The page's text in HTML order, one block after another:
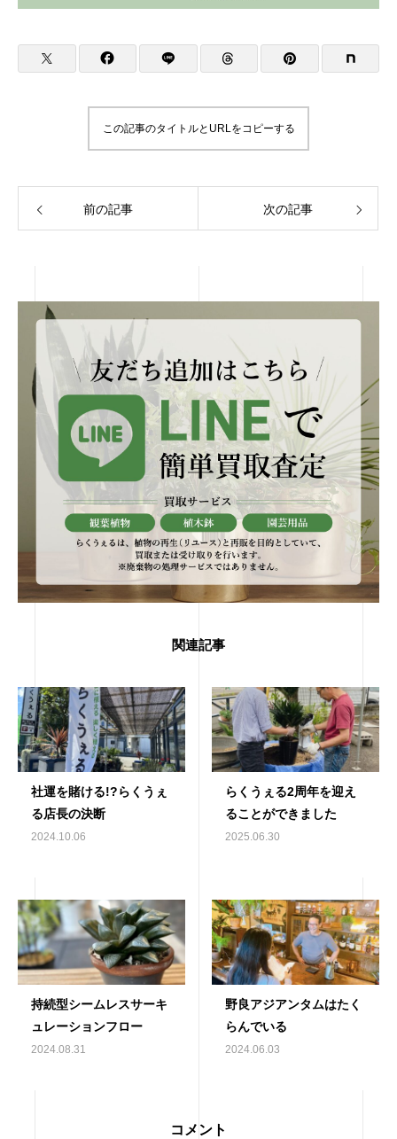
この記事のタイトルとURLをコピーする
前の記事 次の記事
関連記事
社運を賭ける!?らくうぇ
る店長の決断
2024.10.06
らくうぇる2周年を迎え
ることができました
2025.06.30
持続型シームレスサーキ
ュレーションフロー
2024.08.31
野良アジアンタムはたく
らんでいる
2024.06.03
コメント